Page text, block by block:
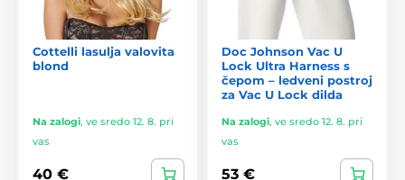
Cottelli lasulja valovita
blond
Na zalogi, ve sredo 12. 8. pri
vas
40 €
Doc Johnson Vac U
Lock Ultra Harness s
čepom – ledveni postroj
za Vac U Lock dilda
Na zalogi, ve sredo 12. 8. pri
vas
53 €